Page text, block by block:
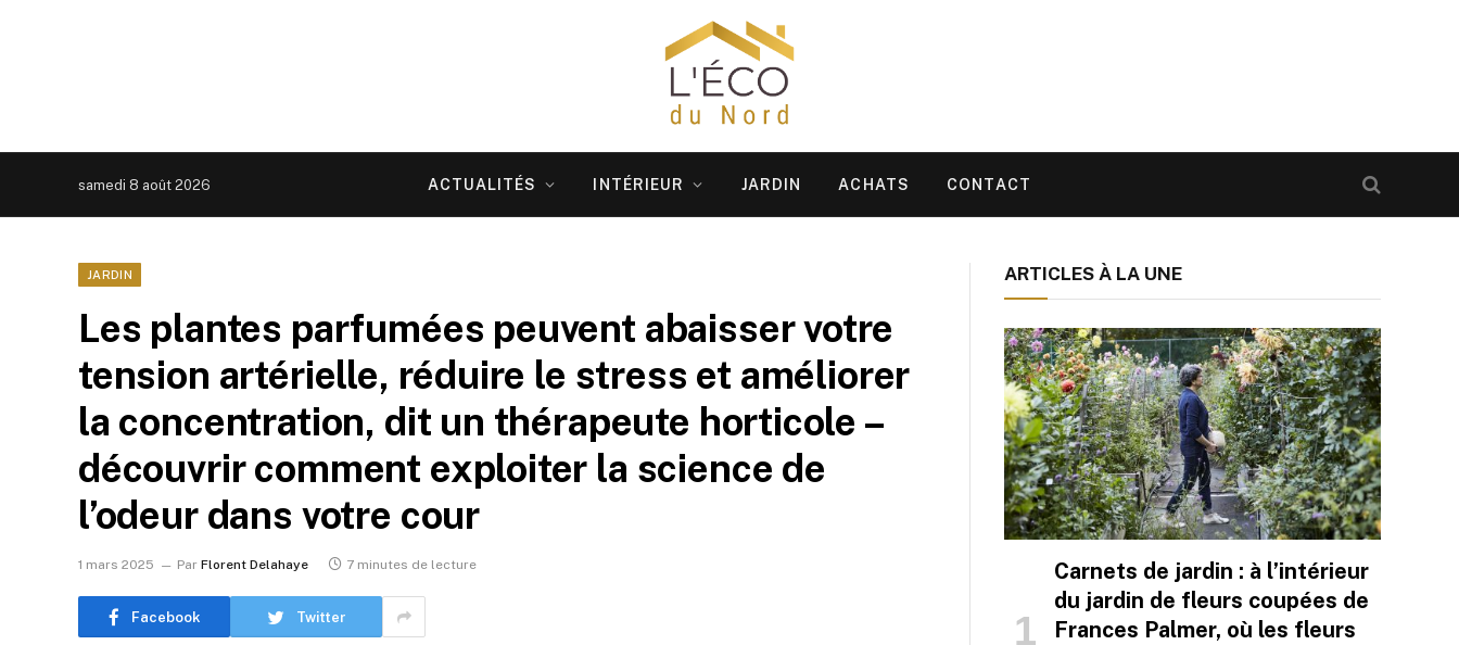
samedi 8 août 2026 ACTUALITÉS INTÉRIEUR JARDIN ACHATS CONTACT
JARDIN
Les plantes parfumées peuvent abaisser votre
tension artérielle, réduire le stress et améliorer
la concentration, dit un thérapeute horticole –
découvrir comment exploiter la science de
l’odeur dans votre cour
1 mars 2025 Par Florent Delahaye 7 minutes de lecture
Facebook Twitter
ARTICLES À LA UNE
Carnets de jardin : à l’intérieur
du jardin de fleurs coupées de
Frances Palmer, où les fleurs